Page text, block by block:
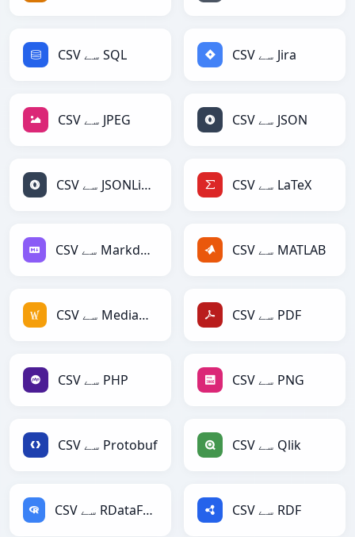
CSV سے SQL CSV سے Jira
CSV سے JPEG CSV سے JSON
CSV سے JSONLines CSV سے LaTeX
CSV سے Markdown CSV سے MATLAB
CSV سے MediaWiki CSV سے PDF
CSV سے PHP CSV سے PNG
CSV سے Protobuf CSV سے Qlik
CSV سے RDataFrame CSV سے RDF